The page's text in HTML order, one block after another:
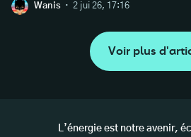
Wanis · 2 jui 26, 17:16
Voir plus
L’énergie est notre avenir,